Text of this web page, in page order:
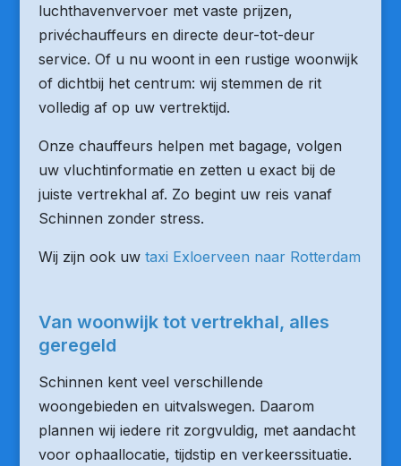
luchthavenvervoer met vaste prijzen,
privéchauffeurs en directe deur-tot-deur
service. Of u nu woont in een rustige woonwijk
of dichtbij het centrum: wij stemmen de rit
volledig af op uw vertrektijd.
Onze chauffeurs helpen met bagage, volgen
uw vluchtinformatie en zetten u exact bij de
juiste vertrekhal af. Zo begint uw reis vanaf
Schinnen zonder stress.
Wij zijn ook uw taxi Exloerveen naar Rotterdam
Van woonwijk tot vertrekhal, alles
geregeld
Schinnen kent veel verschillende
woongebieden en uitvalswegen. Daarom
plannen wij iedere rit zorgvuldig, met aandacht
voor ophaallocatie, tijdstip en verkeerssituatie.